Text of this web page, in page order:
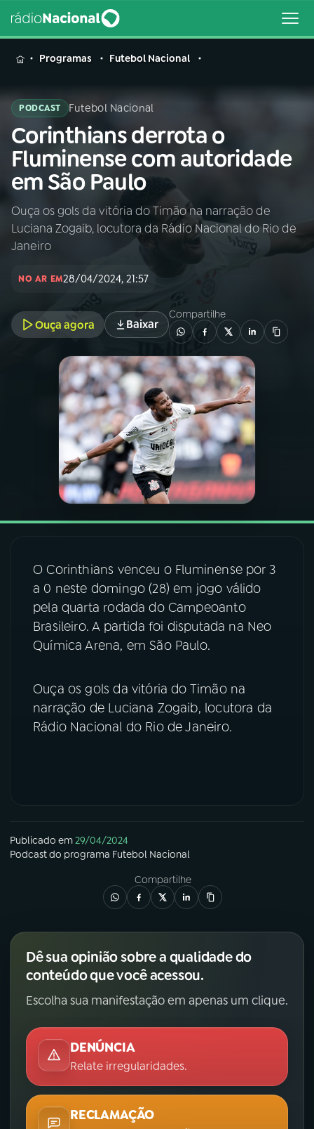
MENU
Buscar
na
Rádio
Nacional
Buscar
AO VIVO
PROGRAMAS
PODCASTS
VIDEOCASTS
FESTIVAL DE MÚSICA
ACOMPANHE A RÁDIO NACIONAL
Instagram X
TikTok
Programas Futebol Nacional
PODCAST Futebol Nacional
Corinthians derrota o
Fluminense com autoridade
em São Paulo
Ouça os gols da vitória do Timão na narração de
Luciana Zogaib, locutora da Rádio Nacional do Rio de
Janeiro
NO AR EM28/04/2024, 21:57
Ouça agora Baixar
Compartilhe
O Corinthians venceu o Fluminense por 3
a 0 neste domingo (28) em jogo válido
pela quarta rodada do Campeoanto
Brasileiro. A partida foi disputada na Neo
Química Arena, em São Paulo.
Ouça os gols da vitória do Timão na
narração de Luciana Zogaib, locutora da
Rádio Nacional do Rio de Janeiro.
Publicado em29/04/2024
Podcastdo programa Futebol Nacional
Compartilhe
Dê sua opinião sobre a qualidade do
conteúdo que você acessou.
Escolha sua manifestação em apenas um clique.
DENÚNCIA
Relate irregularidades.
RECLAMAÇÃO